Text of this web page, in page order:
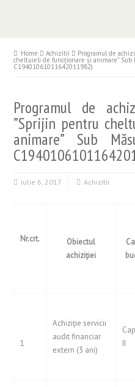
Home Achizitii Programul de
cheltuieli de funcționare și animare” Sub
C19401061011642011982)
Programul de
”Sprijin pentru
animare” Sub
iulie 6, 2017 Achizitii
Nr.crt.
Obiectul
achiziției
1
Achiziție servicii
audit financiar
extern (3 ani)
II